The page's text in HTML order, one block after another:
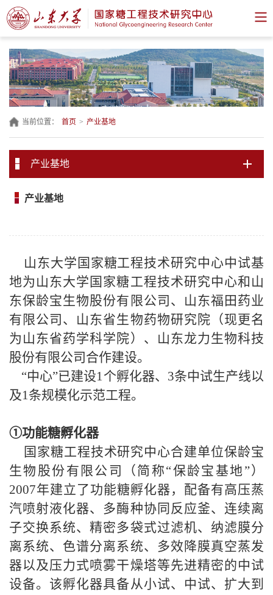
当前位置： 首页 > 产业基地
产业基地
产业基地
山东大学国家糖工程技术研究中心中试基
地为山东大学国家糖工程技术研究中心和山
东保龄宝生物股份有限公司、山东福田药业
有限公司、山东省生物药物研究院（现更名
为山东省药学科学院）、山东龙力生物科技
股份有限公司合作建设。
“中心”已建设1个孵化器、 3条中试生产线以
及1条规模化示范工程。
①功能糖孵化器
国家糖工程技术研究中心合建单位保龄宝
生物股份有限公司（简称“保龄宝基地”）
2007年建立了功能糖孵化器，配备有高压蒸
汽喷射液化器、多酶种协同反应釜、连续离
子交换系统、精密多袋式过滤机、纳滤膜分
离系统、色谱分离系统、多效降膜真空蒸发
器以及压力式喷雾干燥塔等先进精密的中试
设备。该孵化器具备从小试、中试、扩大到